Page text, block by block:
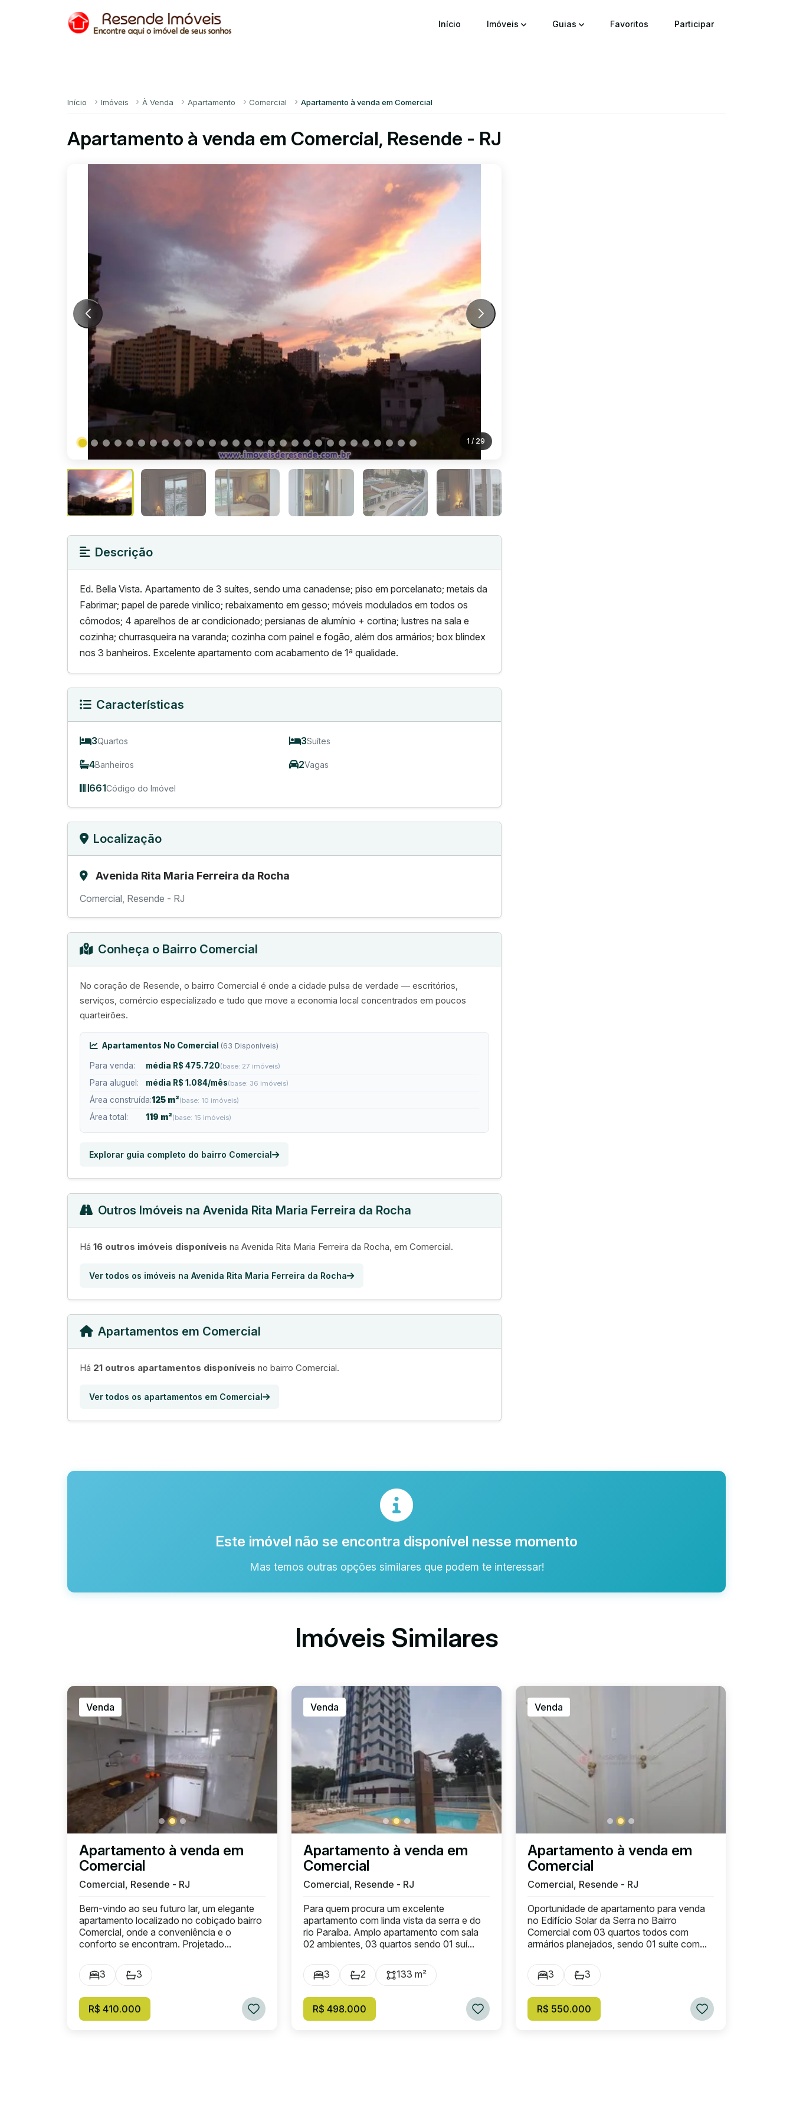
Início Imóveis Guias Favoritos Participar
Início Imóveis À Venda Apartamento Comercial Apartamento à venda em Comercial
Apartamento à venda em Comercial, Resende - RJ
1 / 29
Descrição
Ed. Bella Vista. Apartamento de 3 suítes, sendo uma canadense; piso em porcelanato; metais da
Fabrimar; papel de parede vinílico; rebaixamento em gesso; móveis modulados em todos os
cômodos; 4 aparelhos de ar condicionado; persianas de alumínio + cortina; lustres na sala e
cozinha; churrasqueira na varanda; cozinha com painel e fogão, além dos armários; box blindex
nos 3 banheiros. Excelente apartamento com acabamento de 1ª qualidade.
Características
3Quartos 3Suítes
4Banheiros 2Vagas
661Código do Imóvel
Localização
Avenida Rita Maria Ferreira da Rocha
Comercial, Resende - RJ
Conheça o Bairro Comercial
No coração de Resende, o bairro Comercial é onde a cidade pulsa de verdade — escritórios,
serviços, comércio especializado e tudo que move a economia local concentrados em poucos
quarteirões.
Apartamentos No Comercial (63 Disponíveis)
Para venda: média R$ 475.720(base: 27 imóveis)
Para aluguel: média R$ 1.084/mês(base: 36 imóveis)
Área construída:125 m²(base: 10 imóveis)
Área total: 119 m²(base: 15 imóveis)
Explorar guia completo do bairro Comercial
Outros Imóveis na Avenida Rita Maria Ferreira da Rocha
Há 16 outros imóveis disponíveis na Avenida Rita Maria Ferreira da Rocha, em Comercial.
Ver todos os imóveis na Avenida Rita Maria Ferreira da Rocha
Apartamentos em Comercial
Há 21 outros apartamentos disponíveis no bairro Comercial.
Ver todos os apartamentos em Comercial
Este imóvel não se encontra disponível nesse momento
Mas temos outras opções similares que podem te interessar!
Imóveis Similares
Venda
Apartamento à venda em
Comercial
Comercial, Resende - RJ
Bem-vindo ao seu futuro lar, um elegante
apartamento localizado no cobiçado bairro
Comercial, onde a conveniência e o
conforto se encontram. Projetado...
3 3
R$ 410.000
Venda
Apartamento à venda em
Comercial
Comercial, Resende - RJ
Para quem procura um excelente
apartamento com linda vista da serra e do
rio Paraíba. Amplo apartamento com sala
02 ambientes, 03 quartos sendo 01 suí...
3 2 133 m²
R$ 498.000
Venda
Apartamento à venda em
Comercial
Comercial, Resende - RJ
Oportunidade de apartamento para venda
no Edifício Solar da Serra no Bairro
Comercial com 03 quartos todos com
armários planejados, sendo 01 suíte com...
3 3
R$ 550.000